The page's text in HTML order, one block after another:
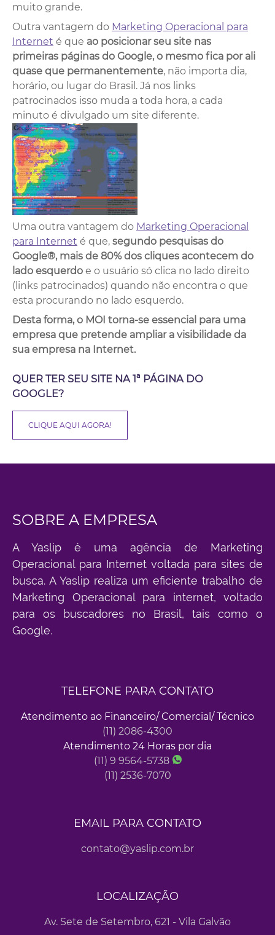
muito grande.
Outra vantagem do Marketing Operacional para
Internet é que ao posicionar seu site nas
primeiras páginas do Google, o mesmo fica por ali
quase que permanentemente, não importa dia,
horário, ou lugar do Brasil. Já nos links
patrocinados isso muda a toda hora, a cada
minuto é divulgado um site diferente.
Uma outra vantagem do Marketing Operacional
para Internet é que, segundo pesquisas do
Google®, mais de 80% dos cliques acontecem do
lado esquerdo e o usuário só clica no lado direito
(links patrocinados) quando não encontra o que
esta procurando no lado esquerdo.
Desta forma, o MOI torna-se essencial para uma
empresa que pretende ampliar a visibilidade da
sua empresa na Internet.
QUER TER SEU SITE NA 1ª PÁGINA DO
GOOGLE?
CLIQUE AQUI AGORA!
SOBRE A EMPRESA
A Yaslip é uma agência de Marketing
Operacional para Internet voltada para sites de
busca. A Yaslip realiza um eficiente trabalho de
Marketing Operacional para internet, voltado
para os buscadores no Brasil, tais como o
Google.
TELEFONE PARA CONTATO
Atendimento ao Financeiro/ Comercial/ Técnico
(11) 2086-4300
Atendimento 24 Horas por dia
(11) 9 9564-5738
(11) 2536-7070
EMAIL PARA CONTATO
contato@yaslip.com.br
LOCALIZAÇÃO
Av. Sete de Setembro, 621 - Vila Galvão